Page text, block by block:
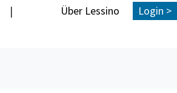
| Über Lessino Login >